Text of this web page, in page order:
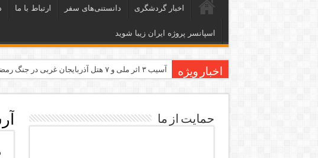
اخبار گردشگری دانستنی‌های سفر ارتباط با ما
اسپانسر پروژه ایران زیبا شوید
اخبار ویژه آسیب ۳ اثر ملی و ۷ هتل آذربایجان غربی در جنگ رمضان
۶۸۱ میلیارد ریال تسهیلات برای توسعه گردشگری گلستان
حمایت از ما